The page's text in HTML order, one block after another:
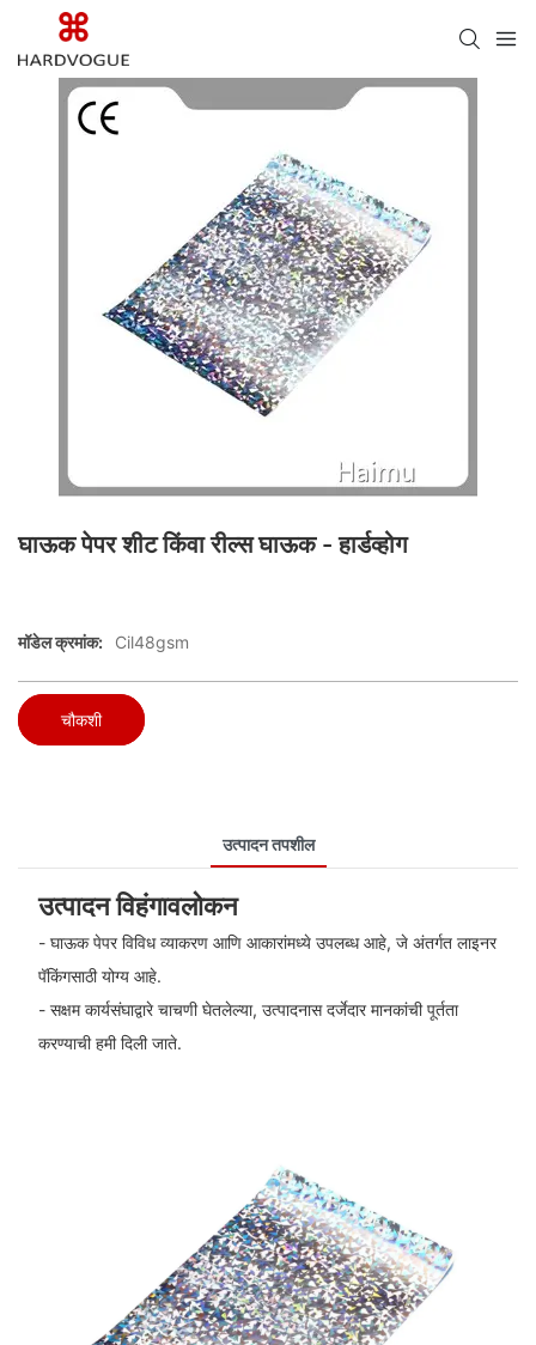
घाऊक पेपर शीट किंवा रील्स घाऊक - हार्डव्होग
मॉडेल क्रमांक: Cil48gsm
चौकशी
उत्पादन तपशील
उत्पादन विहंगावलोकन
- घाऊक पेपर विविध व्याकरण आणि आकारांमध्ये उपलब्ध आहे, जे अंतर्गत लाइनर
पॅकिंगसाठी योग्य आहे.
- सक्षम कार्यसंघाद्वारे चाचणी घेतलेल्या, उत्पादनास दर्जेदार मानकांची पूर्तता
करण्याची हमी दिली जाते.